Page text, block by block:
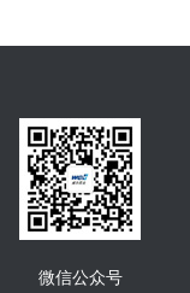
微信公众号